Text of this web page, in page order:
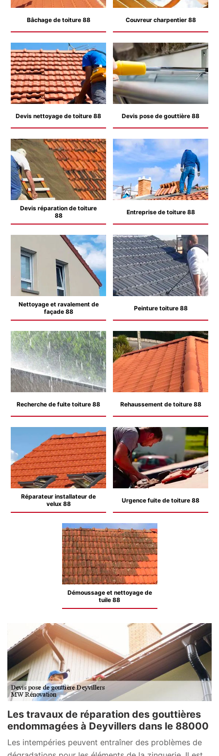
Bâchage de toiture 88 Couvreur charpentier 88
Devis nettoyage de toiture 88 Devis pose de gouttière 88
Devis réparation de toiture
88
Entreprise de toiture 88
Nettoyage et ravalement de
façade 88
Peinture toiture 88
Recherche de fuite toiture 88 Rehaussement de toiture 88
Réparateur installateur de
velux 88
Urgence fuite de toiture 88
Démoussage et nettoyage de
tuile 88
Les travaux de réparation des gouttières
endommagées à Deyvillers dans le 88000
Les intempéries peuvent entraîner des problèmes de